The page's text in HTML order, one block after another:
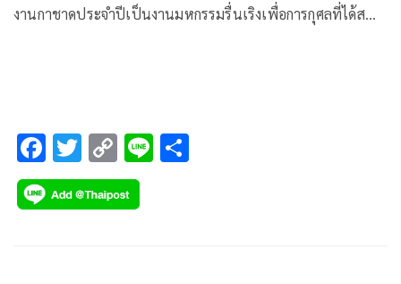
งานกาชาดประจำปีเป็นงานมหกรรมรื่นเริงเพื่อการกุศลที่ได้ส…
F
ac
e
T
wi
tt
C
o
p
Li